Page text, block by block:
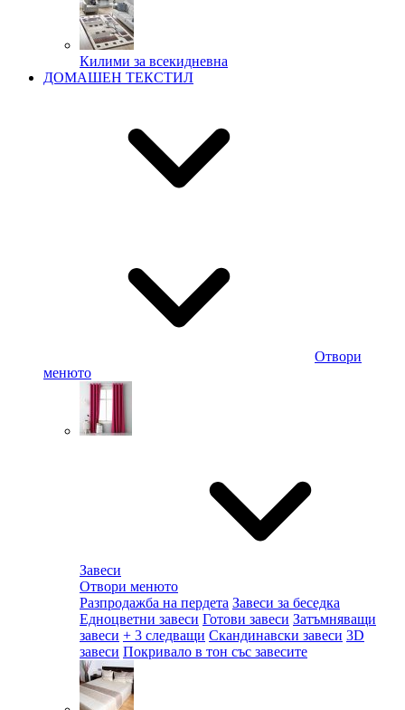
Килими за всекидневна
ДОМАШЕН ТЕКСТИЛ
Отвори
менюто
Завеси
Отвори менюто
Разпродажба на пердета Завеси за беседка
Едноцветни завеси Готови завеси Затъмняващи
завеси + 3 следващи Скандинавски завеси 3D
завеси Покривало в тон със завесите